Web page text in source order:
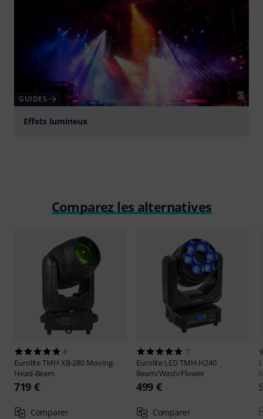
GUIDES
Effets lumineux
Comparez les alternatives
8
EuroliteTMH XB-280 Moving-
Head-Beam
719 €
Comparer
7
Eurolite LED TMH-H240
Beam/Wash/Flower
499 €
Comparer